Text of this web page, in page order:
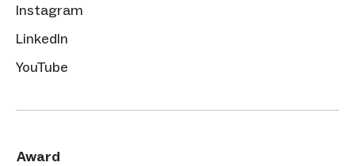
Instagram
LinkedIn
YouTube
Award